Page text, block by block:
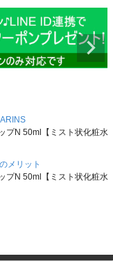
プN 50ml【ミスト状化粧水
メリット
プN 50ml【ミスト状化粧水